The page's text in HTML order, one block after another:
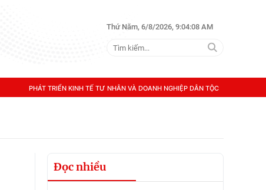
Thứ Năm, 6/8/2026, 9:04:08 AM
PHÁT TRIỂN KINH TẾ TƯ NHÂN VÀ DOANH NGHIỆP DÂN TỘC
Đọc nhiều